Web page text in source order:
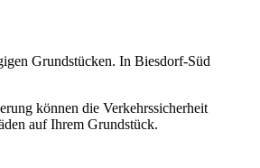
Grundstücken. In Biesdorf-Süd
können die Verkehrssicherheit
auf Ihrem Grundstück.